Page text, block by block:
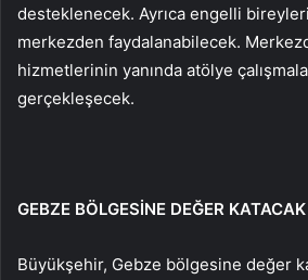
desteklenecek. Ayrıca engelli
merkezden faydalanabilecek.
hizmetlerinin yanında atölye
gerçekleşecek.
GEBZE BÖLGESİNE DEĞER KATACAK
Büyükşehir, Gebze bölgesine değer